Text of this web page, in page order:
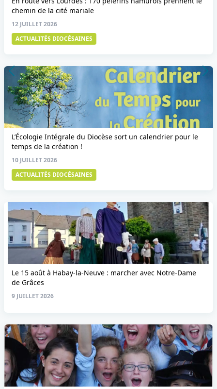
chemin de la cité mariale
12 JUILLET 2026
ACTUALITÉS DIOCÉSAINES
L’Écologie Intégrale du Diocèse sort un calendrier pour le
temps de la création !
10 JUILLET 2026
ACTUALITÉS DIOCÉSAINES
Le 15 août à Habay-la-Neuve : marcher avec Notre-Dame
de Grâces
9 JUILLET 2026